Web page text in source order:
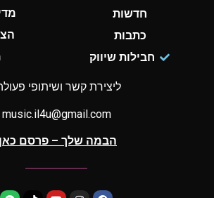
חדשות
כתבות
חבילות שיווק
ליצירת קשר ושיתופי
music.il4u@gmail.com
הבמה שלך – פרסם